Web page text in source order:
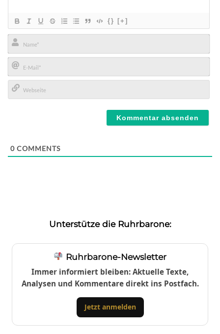
{} [+]
Name*
E-
Mail*
0 COMMENTS
Unterstütze die Ruhrbarone:
Ruhrbarone-Newsletter
Immer informiert bleiben: Aktuelle Texte,
Analysen und Kommentare direkt ins Postfach.
Jetzt anmelden